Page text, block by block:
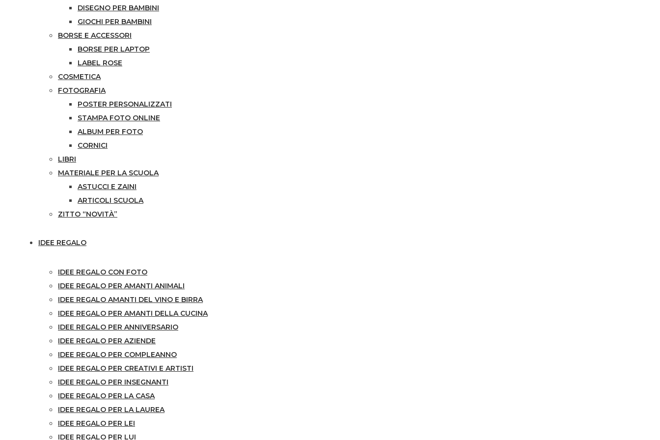
DISEGNO PER BAMBINI
GIOCHI PER BAMBINI
BORSE E ACCESSORI
BORSE PER LAPTOP
LABEL ROSE
COSMETICA
FOTOGRAFIA
POSTER PERSONALIZZATI
STAMPA FOTO ONLINE
ALBUM PER FOTO
CORNICI
LIBRI
MATERIALE PER LA SCUOLA
ASTUCCI E ZAINI
ARTICOLI SCUOLA
ZITTO “NOVITÀ”
IDEE REGALO
IDEE REGALO CON FOTO
IDEE REGALO PER AMANTI ANIMALI
IDEE REGALO AMANTI DEL VINO E BIRRA
IDEE REGALO PER AMANTI DELLA CUCINA
IDEE REGALO PER ANNIVERSARIO
IDEE REGALO PER AZIENDE
IDEE REGALO PER COMPLEANNO
IDEE REGALO PER CREATIVI E ARTISTI
IDEE REGALO PER INSEGNANTI
IDEE REGALO PER LA CASA
IDEE REGALO PER LA LAUREA
IDEE REGALO PER LEI
IDEE REGALO PER LUI